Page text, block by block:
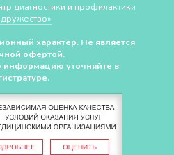
диагностики и профилактики
характер. Не является
офертой.
уточняйте в